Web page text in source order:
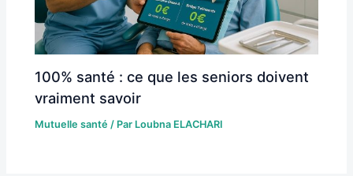
100% santé : ce que les seniors doivent
vraiment savoir
Mutuelle santé / Par Loubna ELACHARI